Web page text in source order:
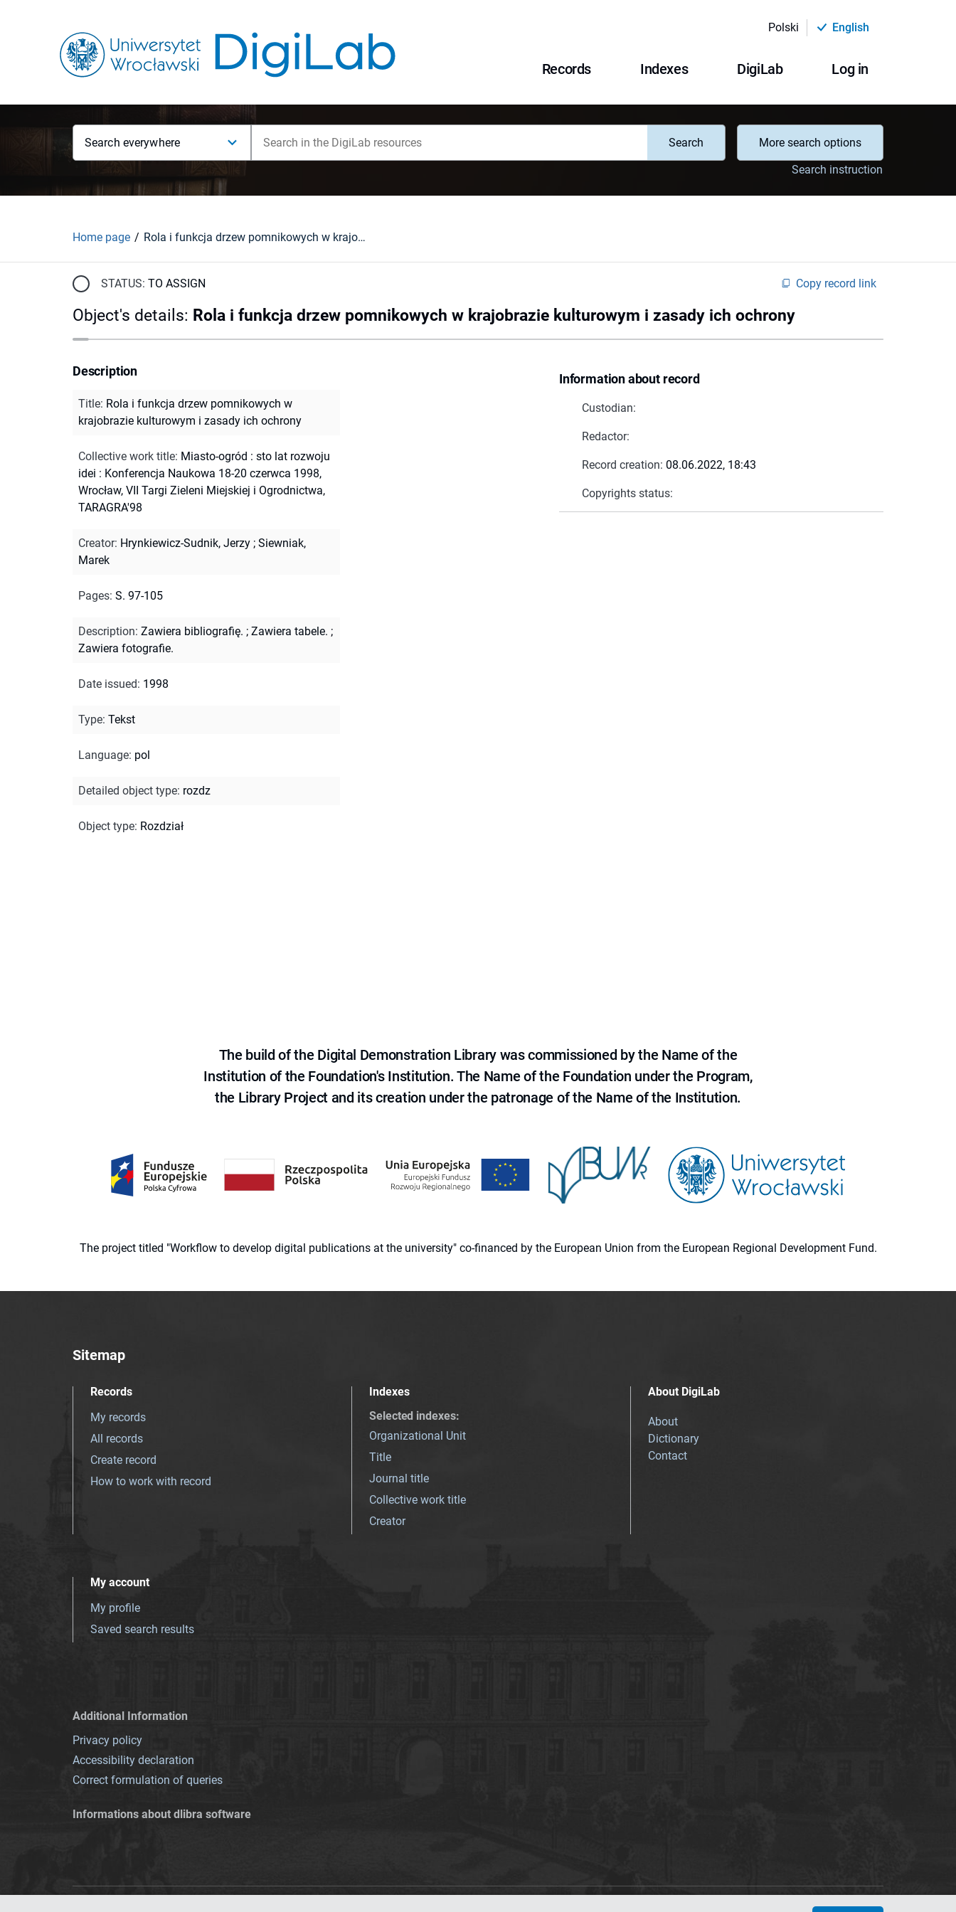
Polski English
Records Indexes DigiLab Log in
Search everywhere Search
More search options
Search instruction
Home page Rola i funkcja drzew pomnikowych w krajobrazie kulturowym i zasady ich ochrony
STATUS: TO ASSIGN Copy record link
Object's details: Rola i funkcja drzew pomnikowych w krajobrazie kulturowym i zasady ich ochrony
Information about record
Custodian:
Redactor:
Record creation: 08.06.2022, 18:43
Copyrights status:
Description
Title: Rola i funkcja drzew pomnikowych w
krajobrazie kulturowym i zasady ich ochrony
Collective work title: Miasto-ogród : sto lat rozwoju
idei : Konferencja Naukowa 18-20 czerwca 1998,
Wrocław, VII Targi Zieleni Miejskiej i Ogrodnictwa,
TARAGRA'98
Creator: Hrynkiewicz-Sudnik, Jerzy ; Siewniak,
Marek
Pages: S. 97-105
Description: Zawiera bibliografię. ; Zawiera tabele. ;
Zawiera fotografie.
Date issued: 1998
Type: Tekst
Language: pol
Detailed object type: rozdz
Object type: Rozdział
The build of the Digital Demonstration Library was commissioned by the Name of the
Institution of the Foundation's Institution. The Name of the Foundation under the Program,
the Library Project and its creation under the patronage of the Name of the Institution.
The project titled "Workflow to develop digital publications at the university" co-financed by the European Union from the European Regional Development Fund.
Sitemap
Records
My records
All records
Create record
How to work with record
Indexes
Selected indexes:
Organizational Unit
Title
Journal title
Collective work title
Creator
About DigiLab
About
Dictionary
Contact
My account
My profile
Saved search results
Additional Information
Privacy policy
Accessibility declaration
Correct formulation of queries
Informations about dlibra software